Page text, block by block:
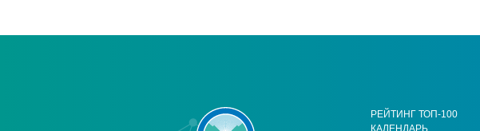
РЕЙТИНГ ТОП-100
КАЛЕНДАРЬ